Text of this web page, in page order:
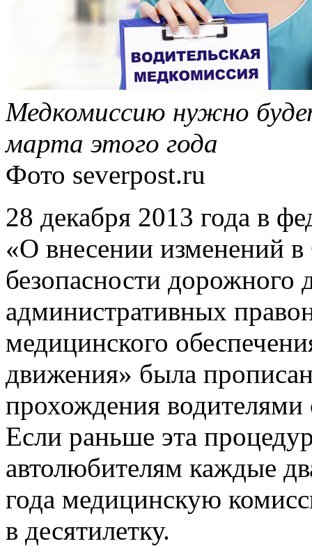
Медкомиссию нужно
марта этого года
Фото severpost.ru
28 декабря 2013 года в
«О внесении изменений
безопасности
административных
медицинского
движения» была
прохождения водителями
Если раньше эта
автолюбителям каждые
года медицинскую
в десятилетку.